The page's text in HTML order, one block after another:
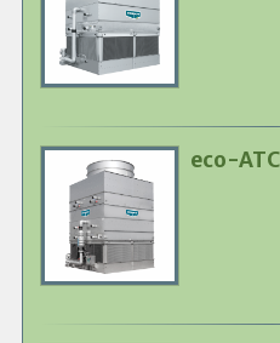
Image
Primary
Product
Image
eco-